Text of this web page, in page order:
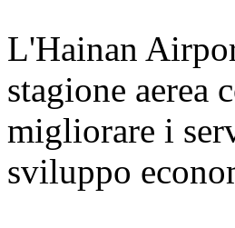
L'Hainan
stagione aerea
migliorare i
sviluppo